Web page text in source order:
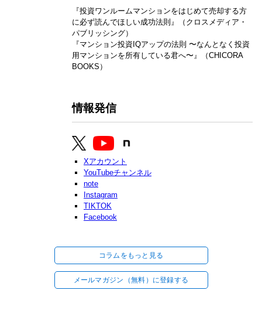
『投資ワンルームマンションをはじめて売却する方
に必ず読んでほしい成功法則』（クロスメディア・
パブリッシング）
『マンション投資IQアップの法則 〜なんとなく投資
用マンションを所有している君へ〜』（CHICORA
BOOKS）
情報発信
Xアカウント
YouTubeチャンネル
note
Instagram
TIKTOK
Facebook
コラムをもっと見る
メールマガジン（無料）に登録する